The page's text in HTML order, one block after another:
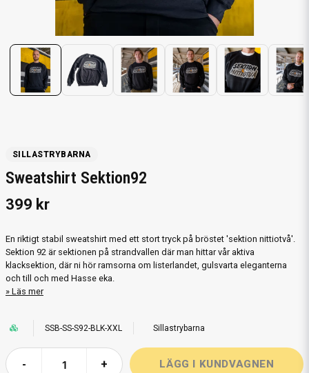
SILLASTRYBARNA
Sweatshirt Sektion92
399 kr
En riktigt stabil sweatshirt med ett stort tryck på bröstet 'sektion nittiotvå'.
Sektion 92 är sektionen på strandvallen där man hittar vår aktiva
klacksektion, där ni hör ramsorna om listerlandet, gulsvarta eleganterna
och till och med Hasse eka.
Läs mer
SSB-SS-S92-BLK-XXL Sillastrybarna
- +